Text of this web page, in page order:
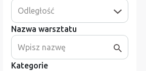
Odległość
Nazwa warsztatu
Kategorie